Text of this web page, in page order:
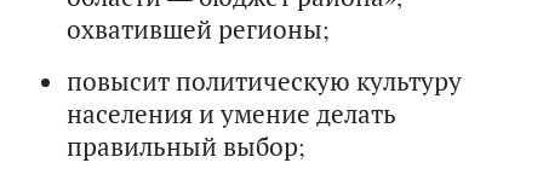
охватившей регионы;
повысит политическую культуру
населения и умение делать
правильный выбор;